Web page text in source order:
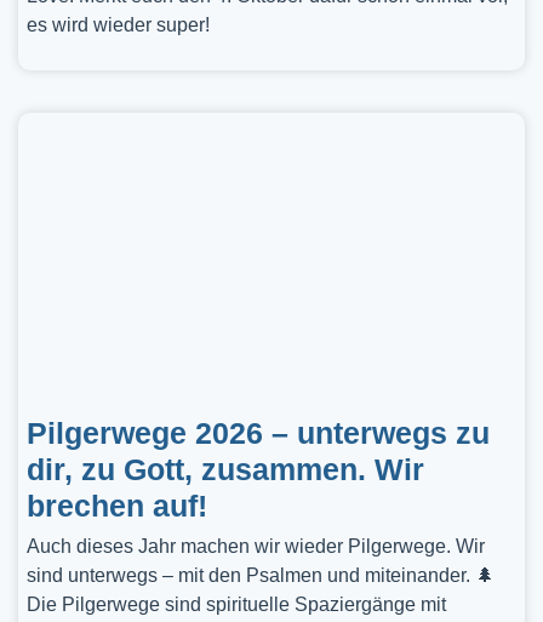
es wird wieder super!
Pilgerwege 2026 – unterwegs zu
dir, zu Gott, zusammen. Wir
brechen auf!
Auch dieses Jahr machen wir wieder Pilgerwege. Wir
sind unterwegs – mit den Psalmen und miteinander. 🌲
Die Pilgerwege sind spirituelle Spaziergänge mit